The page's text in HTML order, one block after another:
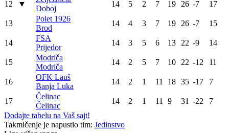
12 ▼
Doboj
14 5 2 7 19 26 -7 17
13
Polet 1926
Brod
14 4 3 7 19 26 -7 15
14
FSA
Prijedor
14 3 5 6 13 22 -9 14
15
Modriča
Modriča
14 2 5 7 10 22 -12 11
16
OFK Lauš
Banja Luka
14 2 1 11 18 35 -17 7
17
Čelinac
Čelinac
14 2 1 11 9 31 -22
7
Dodajte tabelu na Vaš sajt!
Takmičenje je napustio tim: Jedinstvo